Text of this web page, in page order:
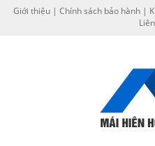
Giới thiệu| Chính sách bảo hành|